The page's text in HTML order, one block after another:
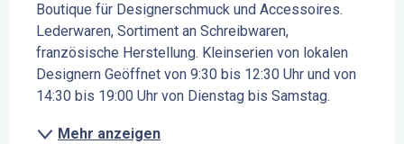
Boutique für Designerschmuck und Accessoires.
Lederwaren, Sortiment an Schreibwaren,
französische Herstellung. Kleinserien von lokalen
Designern Geöffnet von 9:30 bis 12:30 Uhr und von
14:30 bis 19:00 Uhr von Dienstag bis Samstag.
Mehr anzeigen